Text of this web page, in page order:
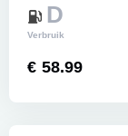
D
Verbruik
€ 58.99